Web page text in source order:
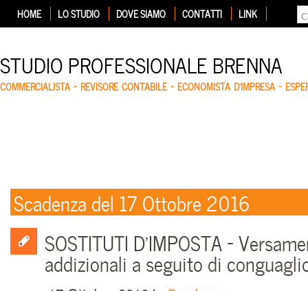
HOME LO STUDIO DOVE SIAMO CONTATTI LINK
STUDIO PROFESSIONALE BRENNA
COMMERCIALISTA – REVISORE CONTABILE – ECONOMISTA D'IMPRESA –
Scadenza del 17 Ottobre 2016
SOSTITUTI D’IMPOSTA –
addizionali a seguito di